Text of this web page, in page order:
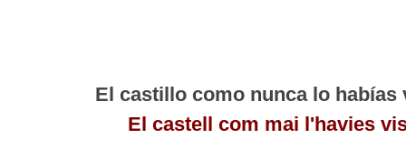
El castillo como nunca lo habías
El castell com mai l'havies